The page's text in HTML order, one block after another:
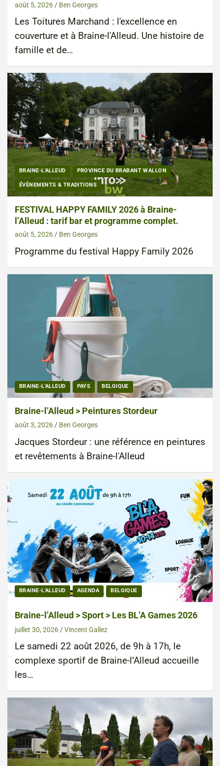
août 5, 2026 Ben Georges
Les Toitures Marchand : l'excellence en
couverture et à Braine-l'Alleud. Une histoire de
famille et de…
BRAINE-L'ALLEUD PROVINCE DU BRABANT WALLON
ÉVÈNEMENTS & TRADITIONS
FESTIVAL HAPPY FAMILY 2026 à Braine-
l’Alleud : tarif bar et programme complet.
août 5, 2026 Ben Georges
Programme du festival Happy Family 2026
BRAINE-L'ALLEUD PAYS BELGIQUE
Braine-l’Alleud > Peintures Stordeur
août 3, 2026 Ben Georges
Jacques Stordeur : une référence en peintures
et revêtements à Braine-l'Alleud
BRAINE-L'ALLEUD AGENDA BELGIQUE
Braine-l’Alleud > Sport > Les BL’A Games 2026
juillet 30, 2026 Vincent Gallez
Le samedi 22 août 2026, de 9h à 17h, le
complexe sportif de Braine-l’Alleud accueille
les…